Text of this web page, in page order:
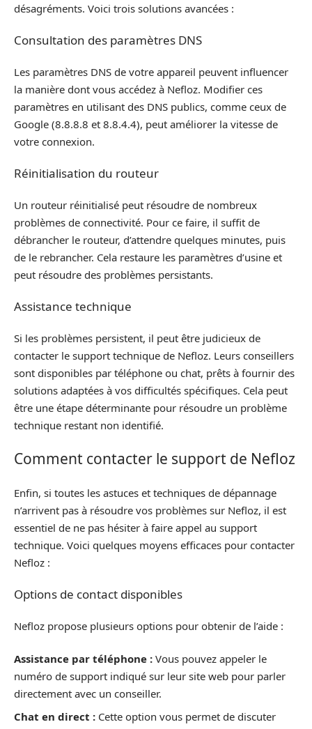
désagréments. Voici trois solutions avancées :
Consultation des paramètres DNS
Les paramètres DNS de votre appareil peuvent influencer
la manière dont vous accédez à Nefloz. Modifier ces
paramètres en utilisant des DNS publics, comme ceux de
Google (8.8.8.8 et 8.8.4.4), peut améliorer la vitesse de
votre connexion.
Réinitialisation du routeur
Un routeur réinitialisé peut résoudre de nombreux
problèmes de connectivité. Pour ce faire, il suffit de
débrancher le routeur, d’attendre quelques minutes, puis
de le rebrancher. Cela restaure les paramètres d’usine et
peut résoudre des problèmes persistants.
Assistance technique
Si les problèmes persistent, il peut être judicieux de
contacter le support technique de Nefloz. Leurs conseillers
sont disponibles par téléphone ou chat, prêts à fournir des
solutions adaptées à vos difficultés spécifiques. Cela peut
être une étape déterminante pour résoudre un problème
technique restant non identifié.
Comment contacter le support de Nefloz
Enfin, si toutes les astuces et techniques de dépannage
n’arrivent pas à résoudre vos problèmes sur Nefloz, il est
essentiel de ne pas hésiter à faire appel au support
technique. Voici quelques moyens efficaces pour contacter
Nefloz :
Options de contact disponibles
Nefloz propose plusieurs options pour obtenir de l’aide :
Assistance par téléphone : Vous pouvez appeler le
numéro de support indiqué sur leur site web pour parler
directement avec un conseiller.
Chat en direct : Cette option vous permet de discuter